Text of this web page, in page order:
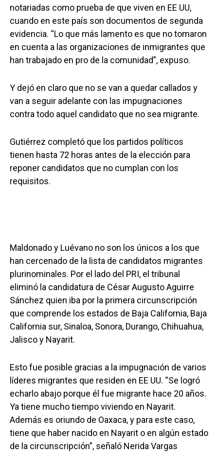
notariadas como prueba de que viven en EE UU,
cuando en este país son documentos de segunda
evidencia. “Lo que más lamento es que no tomaron
en cuenta a las organizaciones de inmigrantes que
han trabajado en pro de la comunidad”, expuso.
Y dejó en claro que no se van a quedar callados y
van a seguir adelante con las impugnaciones
contra todo aquel candidato que no sea migrante.
Gutiérrez completó que los partidos políticos
tienen hasta 72 horas antes de la elección para
reponer candidatos que no cumplan con los
requisitos.
Maldonado y Luévano no son los únicos a los que
han cercenado de la lista de candidatos migrantes
plurinominales. Por el lado del PRI, el tribunal
eliminó la candidatura de César Augusto Aguirre
Sánchez quien iba por la primera circunscripción
que comprende los estados de Baja California, Baja
California sur, Sinaloa, Sonora, Durango, Chihuahua,
Jalisco y Nayarit.
Esto fue posible gracias a la impugnación de varios
líderes migrantes que residen en EE UU. “Se logró
echarlo abajo porque él fue migrante hace 20 años.
Ya tiene mucho tiempo viviendo en Nayarit.
Además es oriundo de Oaxaca, y para este caso,
tiene que haber nacido en Nayarit o en algún estado
de la circunscripción”, señaló Nerida Vargas